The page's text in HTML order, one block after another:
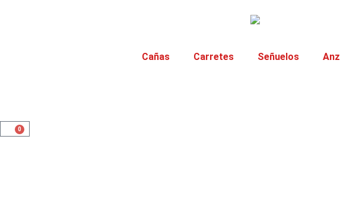
Cañas Carretes Señuelos
0